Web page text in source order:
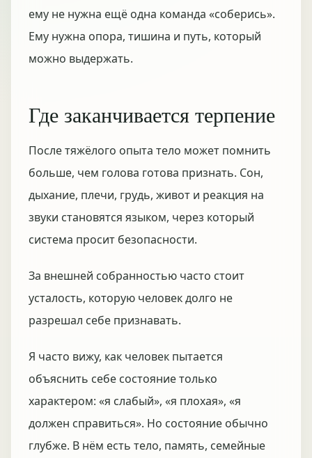
ему не нужна ещё одна команда «соберись».
Ему нужна опора, тишина и путь, который
можно выдержать.
Где заканчивается терпение
После тяжёлого опыта тело может помнить
больше, чем голова готова признать. Сон,
дыхание, плечи, грудь, живот и реакция на
звуки становятся языком, через который
система просит безопасности.
За внешней собранностью часто стоит
усталость, которую человек долго не
разрешал себе признавать.
Я часто вижу, как человек пытается
объяснить себе состояние только
характером: «я слабый», «я плохая», «я
должен справиться». Но состояние обычно
глубже. В нём есть тело, память, семейные